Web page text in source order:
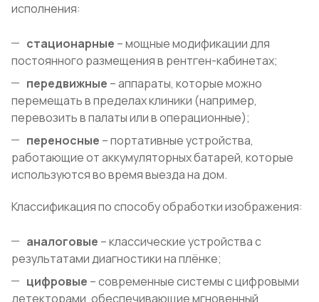
исполнения:
стационарные – мощные модификации для
постоянного размещения в рентген-кабинетах;
передвижные – аппараты, которые можно
перемещать в пределах клиники (например,
перевозить в палаты или в операционные);
переносные – портативные устройства,
работающие от аккумуляторных батарей, которые
используются во время выезда на дом.
Классификация по способу обработки изображения:
аналоговые – классические устройства с
результатами диагностики на плёнке;
цифровые – современные системы с цифровыми
детекторами, обеспечивающие мгновенный